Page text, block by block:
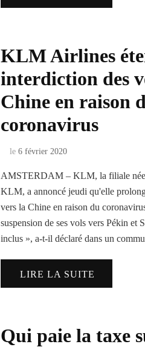
KLM Airlines
interdiction des
Chine en raison
coronavirus
le 6 février 2020
AMSTERDAM – KLM, la filiale
KLM, a annoncé jeudi qu'elle
vers la Chine en raison du
suspension de ses vols vers Pékin et
inclus », a-t-il déclaré dans un
LIRE LA SUITE
Qui paie la taxe